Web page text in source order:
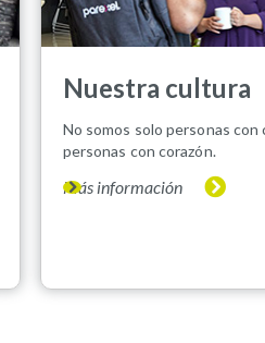
Nuestra cultura
No somos solo personas
personas con corazón.
Más información